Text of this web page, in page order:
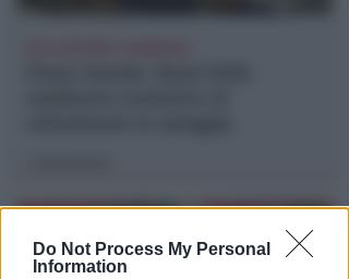
Do Not Process My Personal
Information